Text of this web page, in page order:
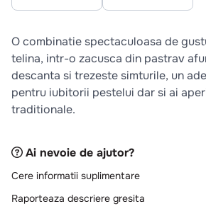
O combinatie spectaculoasa de
telina, intr-o zacusca din pastrav
descanta si trezeste simturile, un
pentru iubitorii pestelui dar si ai
traditionale.
Ai nevoie de ajutor?
Cere informatii suplimentare
Raporteaza descriere gresita